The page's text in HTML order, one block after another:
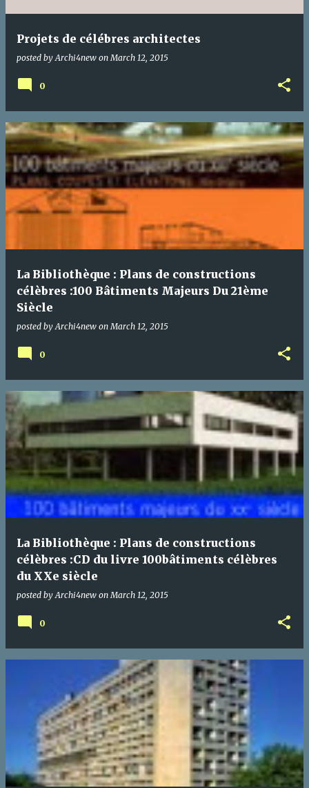
Projets de célébres architectes
posted by Archi4new on March 12, 2015
0
La Bibliothèque : Plans de constructions
célèbres :100 Bâtiments Majeurs Du 21ème
Siècle
posted by Archi4new on March 12, 2015
0
La Bibliothèque : Plans de constructions
célèbres :CD du livre 100bâtiments célèbres
du XXe siècle
posted by Archi4new on March 12, 2015
0